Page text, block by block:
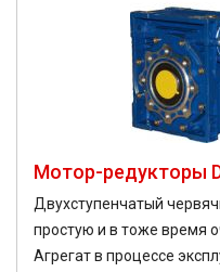
Мотор-редукторы
Двухступенчатый
простую и в тоже время
Агрегат в процессе